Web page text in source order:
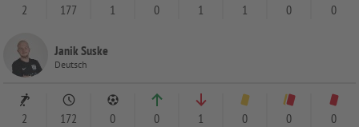
2 177 1 0 1 1 0 0
Janik Suske
Deutsch
2 172 0 0 1 0 0 0